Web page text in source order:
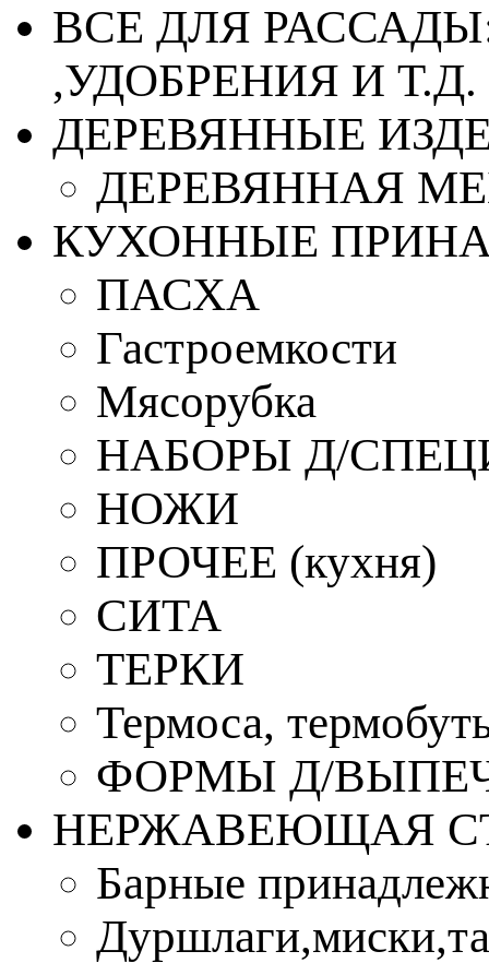
ВСЕ ДЛЯ
,УДОБРЕНИЯ И Т.Д.
ДЕРЕВЯННЫЕ
ДЕРЕВЯННАЯ
КУХОННЫЕ
ПАСХА
Гастроемкости
Мясорубка
НАБОРЫ Д/
НОЖИ
ПРОЧЕЕ (кухня)
СИТА
ТЕРКИ
Термоса,
ФОРМЫ Д/
НЕРЖАВЕЮЩАЯ
Барные